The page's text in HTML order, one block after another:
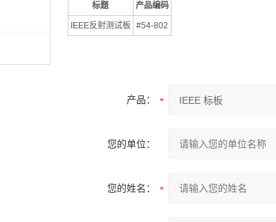
标题 产品编码
IEEE反射测试板 #54-802
产品：
您的单位：
您的姓名：